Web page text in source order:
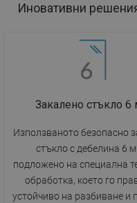
Иновативни
Закалено стъкло 6
Използваното безопасно
стъкло с дебелина 6
подложено на специална
обработка, което го
устойчиво на разбиване и